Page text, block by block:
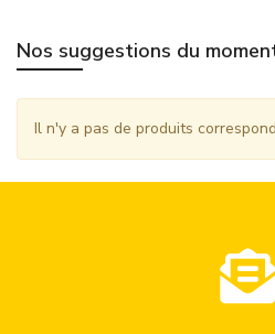
Nos suggestions du
Il n'y a pas de produits